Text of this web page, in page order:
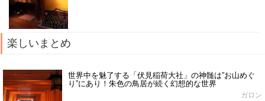
楽しいまとめ
世界中を魅了する「伏見稲荷大社」の神髄は”お山めぐ
り”にあり！朱色の鳥居が続く幻想的な世界
ガロン